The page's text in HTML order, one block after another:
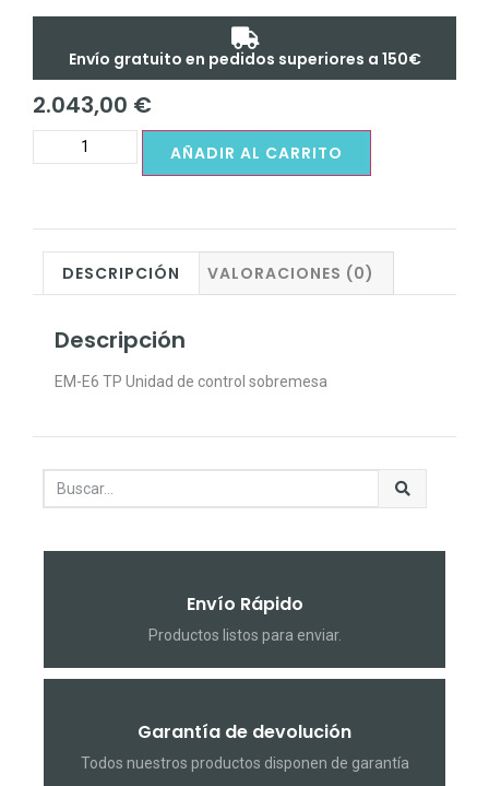
Envío gratuito en pedidos superiores a 150€
2.043,00 €
AÑADIR AL CARRITO
DESCRIPCIÓN VALORACIONES (0)
Descripción
EM-E6 TP Unidad de control sobremesa
Envío Rápido
Productos listos para enviar.
Garantía de devolución
Todos nuestros productos disponen de garantía